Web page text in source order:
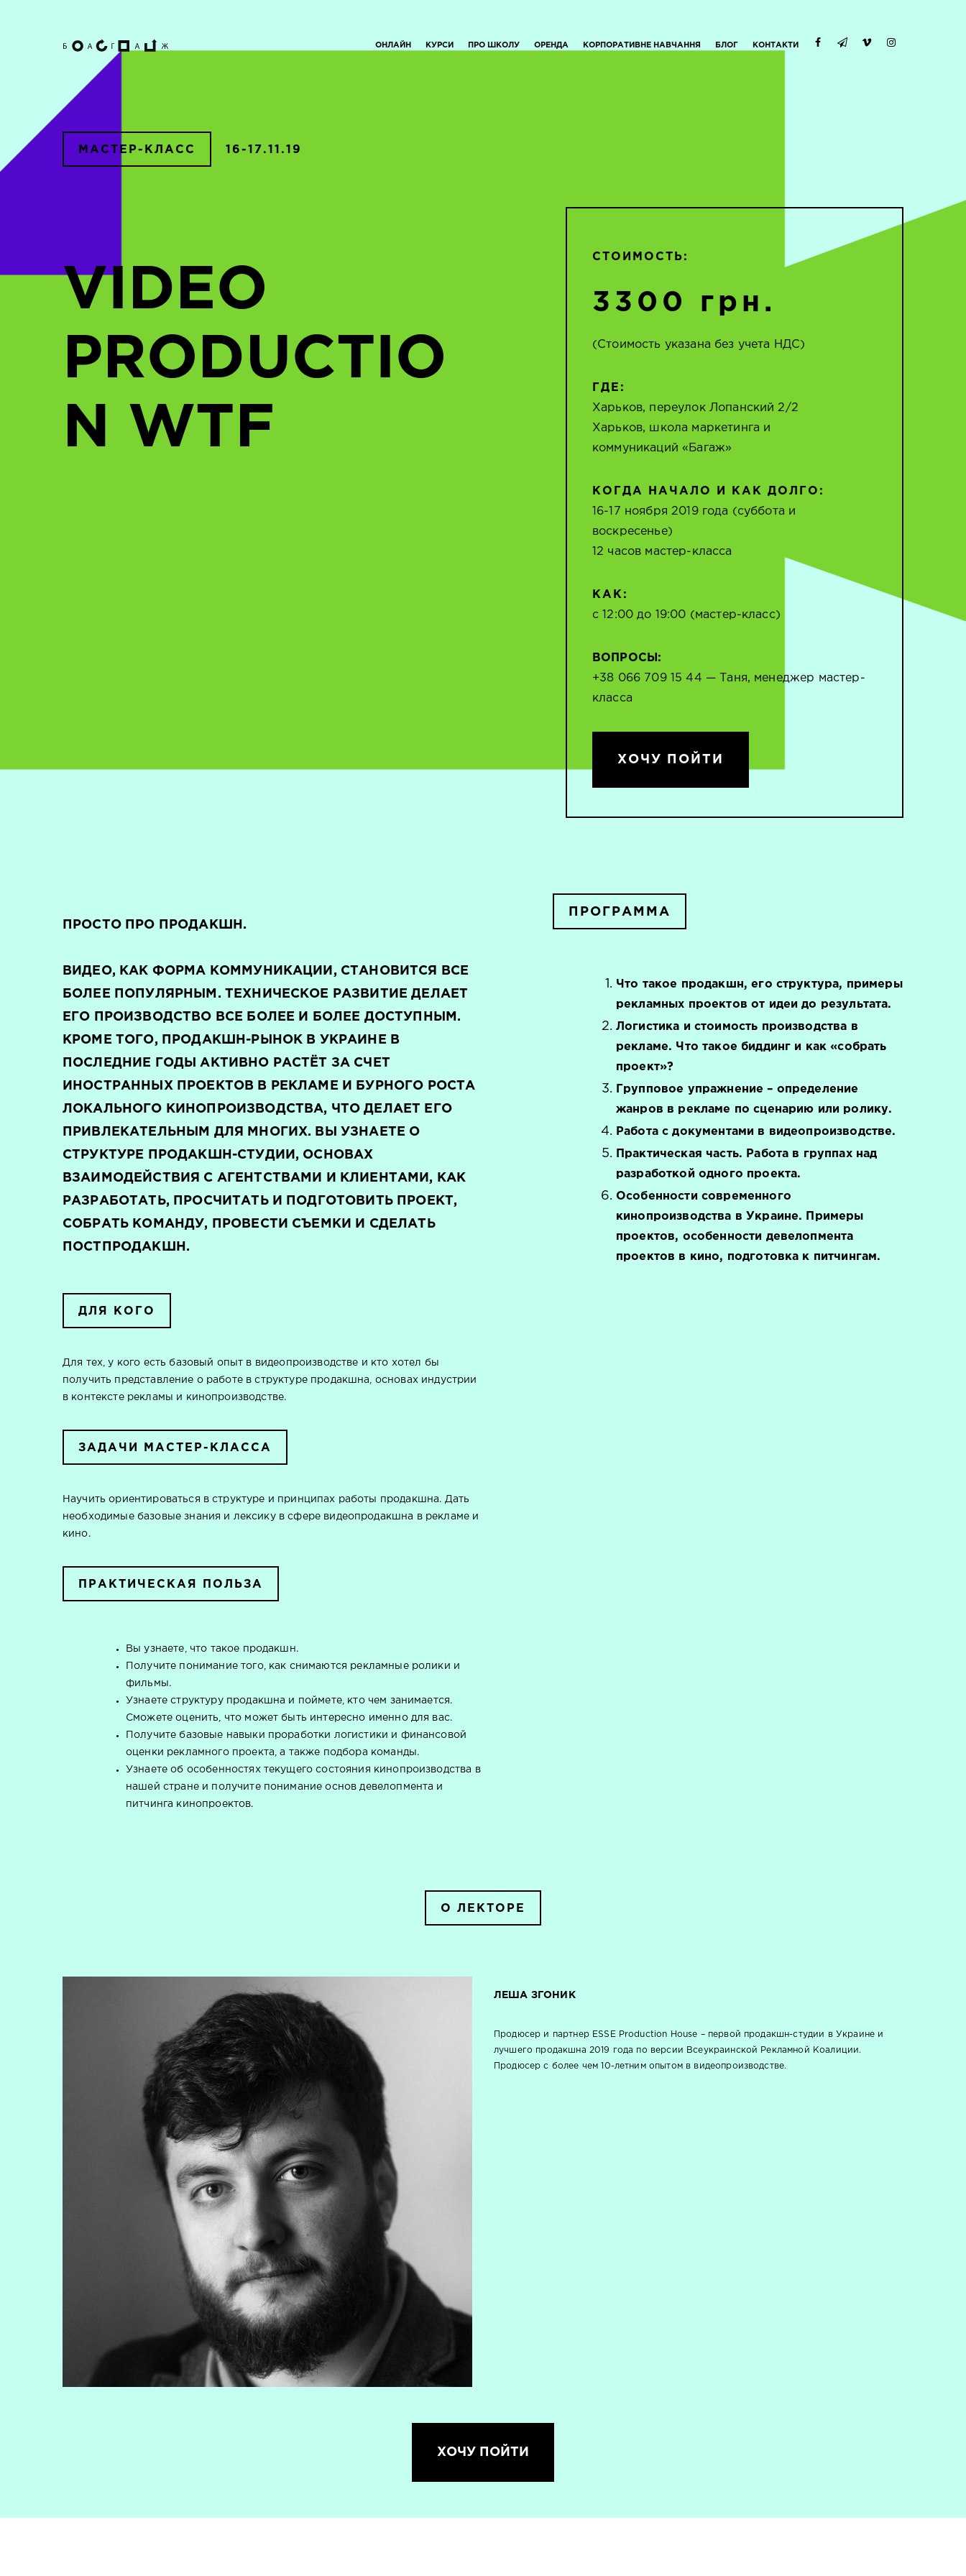
ОНЛАЙН КУРСИ ПРО ШКОЛУ ОРЕНДА КОРПОРАТИВНЕ НАВЧАННЯ БЛОГ КОНТАКТИ
МАСТЕР-КЛАСС 16-17.11.19
VIDEO
PRODUCTIO
N WTF
СТОИМОСТЬ:
3300 грн.
(Стоимость указана без учета НДС)
ГДЕ:
Харьков, переулок Лопанский 2/2
Харьков, школа маркетинга и
коммуникаций «Багаж»
КОГДА НАЧАЛО И КАК ДОЛГО:
16-17 ноября 2019 года (суббота и
воскресенье)
12 часов мастер-класса
КАК:
с 12:00 до 19:00 (мастер-класс)
ВОПРОСЫ:
+38 066 709 15 44 — Таня, менеджер мастер-
класса
ХОЧУ ПОЙТИ
ПРОСТО ПРО ПРОДАКШН.
ВИДЕО, КАК ФОРМА КОММУНИКАЦИИ, СТАНОВИТСЯ ВСЕ
БОЛЕЕ ПОПУЛЯРНЫМ. ТЕХНИЧЕСКОЕ РАЗВИТИЕ ДЕЛАЕТ
ЕГО ПРОИЗВОДСТВО ВСЕ БОЛЕЕ И БОЛЕЕ ДОСТУПНЫМ.
КРОМЕ ТОГО, ПРОДАКШН-РЫНОК В УКРАИНЕ В
ПОСЛЕДНИЕ ГОДЫ АКТИВНО РАСТЁТ ЗА СЧЕТ
ИНОСТРАННЫХ ПРОЕКТОВ В РЕКЛАМЕ И БУРНОГО РОСТА
ЛОКАЛЬНОГО КИНОПРОИЗВОДСТВА, ЧТО ДЕЛАЕТ ЕГО
ПРИВЛЕКАТЕЛЬНЫМ ДЛЯ МНОГИХ. ВЫ УЗНАЕТЕ О
СТРУКТУРЕ ПРОДАКШН-СТУДИИ, ОСНОВАХ
ВЗАИМОДЕЙСТВИЯ С АГЕНТСТВАМИ И КЛИЕНТАМИ, КАК
РАЗРАБОТАТЬ, ПРОСЧИТАТЬ И ПОДГОТОВИТЬ ПРОЕКТ,
СОБРАТЬ КОМАНДУ, ПРОВЕСТИ СЪЕМКИ И СДЕЛАТЬ
ПОСТПРОДАКШН.
ДЛЯ КОГО
Для тех, у кого есть базовый опыт в видеопроизводстве и кто хотел бы
получить представление о работе в структуре продакшна, основах индустрии
в контексте рекламы и кинопроизводстве.
ЗАДАЧИ МАСТЕР-КЛАССА
Научить ориентироваться в структуре и принципах работы продакшна. Дать
необходимые базовые знания и лексику в сфере видеопродакшна в рекламе и
кино.
ПРАКТИЧЕСКАЯ ПОЛЬЗА
Вы узнаете, что такое продакшн.
Получите понимание того, как снимаются рекламные ролики и
фильмы.
Узнаете структуру продакшна и поймете, кто чем занимается.
Сможете оценить, что может быть интересно именно для вас.
Получите базовые навыки проработки логистики и финансовой
оценки рекламного проекта, а также подбора команды.
Узнаете об особенностях текущего состояния кинопроизводства в
нашей стране и получите понимание основ девелопмента и
питчинга кинопроектов.
ПРОГРАММА
Что такое продакшн, его структура, примеры
рекламных проектов от идеи до результата.
Логистика и стоимость производства в
рекламе. Что такое биддинг и как «собрать
проект»?
Групповое упражнение – определение
жанров в рекламе по сценарию или ролику.
Работа с документами в видеопроизводстве.
Практическая часть. Работа в группах над
разработкой одного проекта.
Особенности современного
кинопроизводства в Украине. Примеры
проектов, особенности девелопмента
проектов в кино, подготовка к питчингам.
О ЛЕКТОРЕ
ЛЕША ЗГОНИК
Продюсер и партнер ESSE Production House – первой продакшн-студии в Украине и
лучшего продакшна 2019 года по версии Всеукраинской Рекламной Коалиции.
Продюсер с более чем 10-летним опытом в видеопроизводстве.
ХОЧУ ПОЙТИ